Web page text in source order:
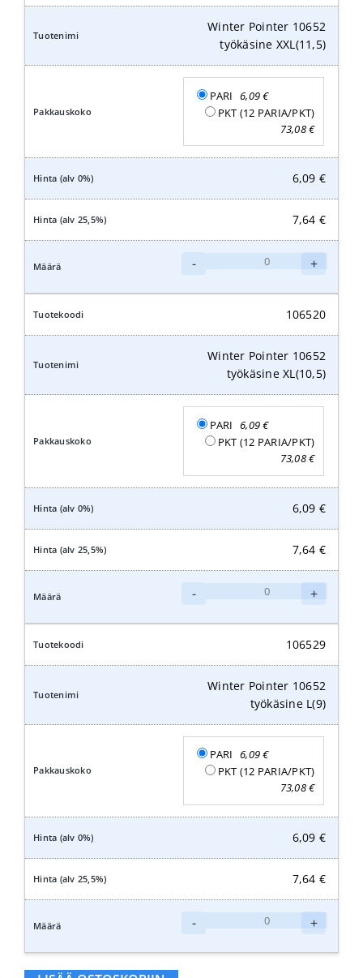
Winter Pointer 10652
työkäsine XXL(11,5)
PARI 6,09€
PKT (12 PARIA/PKT)
73,08€
6,09 €
7,64 €
-
10652
XXL(11,5)
määrä
+
106520
Winter Pointer 10652
työkäsine XL(10,5)
PARI 6,09€
PKT (12 PARIA/PKT)
73,08€
6,09 €
7,64 €
-
10652
XL(10,5)
määrä
+
106529
Winter Pointer 10652
työkäsine L(9)
PARI 6,09€
PKT (12 PARIA/PKT)
73,08€
6,09 €
7,64 €
-
10652
+